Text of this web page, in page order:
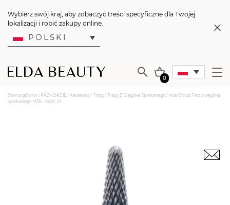
Wybierz swój kraj, aby zobaczyć treści specyficzne dla Twojej
lokalizacji i robić zakupy online.
POLSKI
0
Strona główna / PAZNOKCIE / Akcesoria / Frezy / Frezy Z Węglika Spiekanego / Aba Group Frez z węglika
spiekanego M38 – szpic, M